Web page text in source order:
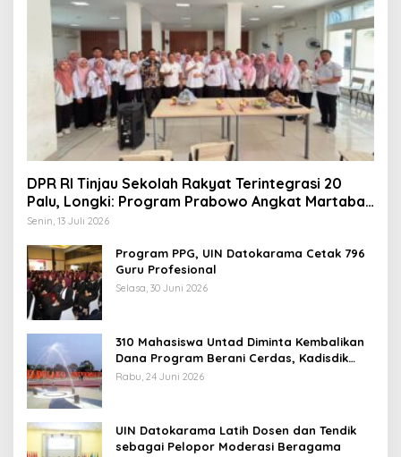
DPR RI Tinjau Sekolah Rakyat Terintegrasi 20
Palu, Longki: Program Prabowo Angkat Martabat
Anak Miskin
Senin, 13 Juli 2026
Program PPG, UIN Datokarama Cetak 796
Guru Profesional
Selasa, 30 Juni 2026
310 Mahasiswa Untad Diminta Kembalikan
Dana Program Berani Cerdas, Kadisdik
Sulteng: Tidak Boleh Terima Beasiswa
Rabu, 24 Juni 2026
UIN Datokarama Latih Dosen dan Tendik
sebagai Pelopor Moderasi Beragama